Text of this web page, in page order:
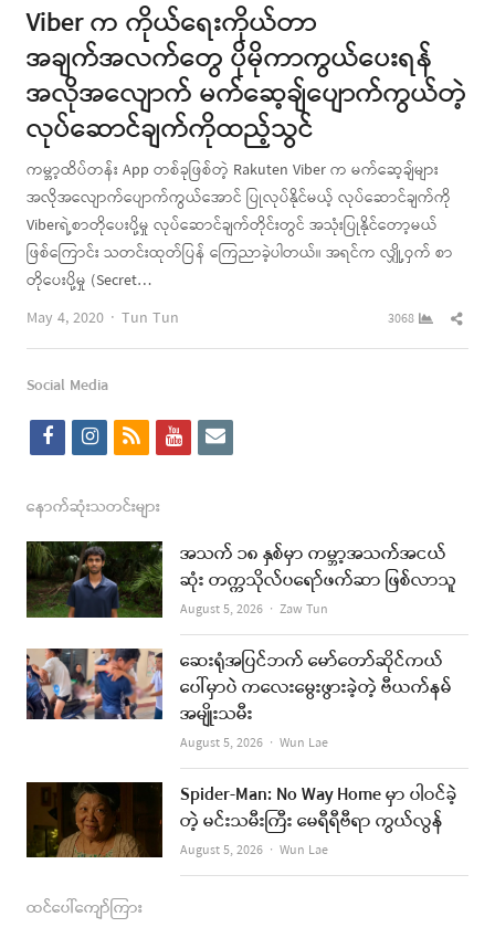
Viber က ကိုယ်ရေးကိုယ်တာ
အချက်အလက်တွေ ပိုမိုကာကွယ်ပေးရန်
အလိုအလျောက် မက်ဆေ့ချ်ပျောက်ကွယ်တဲ့
လုပ်ဆောင်ချက်ကိုထည့်သွင်
ကမ္ဘာ့ထိပ်တန်း App တစ်ခုဖြစ်တဲ့ Rakuten Viber က မက်ဆေ့ချ်များ
အလိုအလျောက်ပျောက်ကွယ်အောင် ပြုလုပ်နိုင်မယ့် လုပ်ဆောင်ချက်ကို
Viberရဲ့စာတိုပေးပို့မှု လုပ်ဆောင်ချက်တိုင်းတွင် အသုံးပြုနိုင်တော့မယ်
ဖြစ်ကြောင်း သတင်းထုတ်ပြန် ကြေညာခဲ့ပါတယ်။ အရင်က လျှို့ဝှက် စာ
တိုပေးပို့မှု (Secret…
May 4, 2020
Author
Tun Tun 3068
Social Media
f
c
e
b
o
o
k
i
s
t
a
g
r
a
m
r
s
y
t
u
b
e
i
l
နောက်ဆုံးသတင်းများ
အသက် ၁၈ နှစ်မှာ ကမ္ဘာ့အသက်အငယ်
ဆုံး တက္ကသိုလ်ပရော်ဖက်ဆာ ဖြစ်လာသူ
August 5, 2026 Author
Zaw Tun
ဆေးရုံအပြင်ဘက် မော်တော်ဆိုင်ကယ်
ပေါ်မှာပဲ ကလေးမွေးဖွားခဲ့တဲ့ ဗီယက်နမ်
အမျိုးသမီး
August 5, 2026 Author
Wun Lae
Spider-Man: No Way Home မှာ ပါဝင်ခဲ့
တဲ့ မင်းသမီးကြီး မေရီရီဗီရာ ကွယ်လွန်
August 5, 2026 Author
Wun Lae
ထင်ပေါ်ကျော်ကြား